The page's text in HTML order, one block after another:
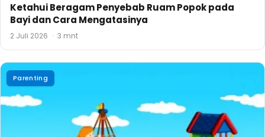
Ketahui Beragam Penyebab Ruam Popok pada
Bayi dan Cara Mengatasinya
2 Juli 2026 · 3 mnt
Parenting